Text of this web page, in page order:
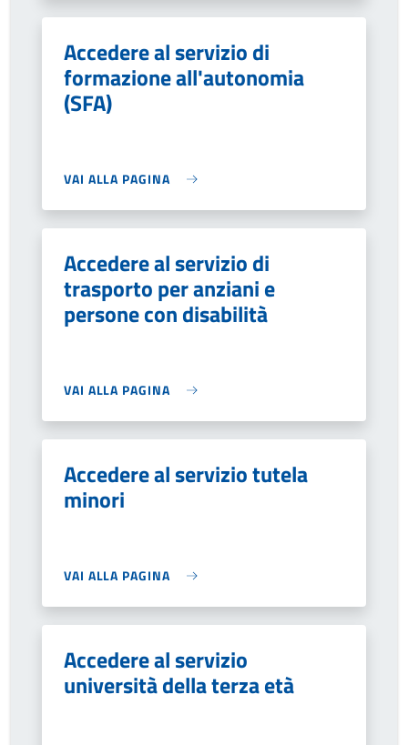
Accedere al servizio di
formazione all'autonomia
(SFA)
VAI ALLA PAGINA
Accedere al servizio di
trasporto per anziani e
persone con disabilità
VAI ALLA PAGINA
Accedere al servizio tutela
minori
VAI ALLA PAGINA
Accedere al servizio
università della terza età